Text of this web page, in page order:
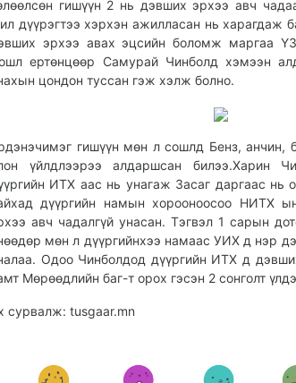
гишүүн 2 нь дэвших эрхээ авч
дүүрэгтээ хэрхэн ажилласан нь харагдаж
эрхээ авах эцсийн боломж маргаа
ертөнцөөр Самурай Чинболд хэмээн
цондон туссан гэж хэлж болно.
гишүүн мөн л сошлд Бенз, анчин,
үйлдлээрээ алдаршсан билээ.Харин
ИТХ аас нь унагаж Засаг даргаас нь
дүүргийн намын хорооноосоо НИТХ
авч чадалгүй унасан. Тэгвэл 1 сарын
мөн л дүүргийнхээ намаас УИХ д нэр
Одоо Чинболдод дүүргийн ИТХ д
Мөрөөдлийн баг-т орох гэсэн 2 сонголт
сурвалж: tusgaar.mn